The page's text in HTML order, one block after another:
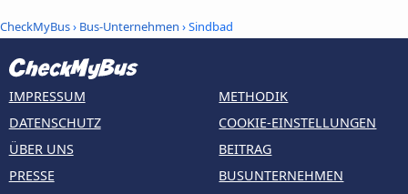
CheckMyBus› Bus-Unternehmen › Sindbad
IMPRESSUM
DATENSCHUTZ
ÜBER UNS
PRESSE
METHODIK
COOKIE-EINSTELLUNGEN
BEITRAG
BUSUNTERNEHMEN